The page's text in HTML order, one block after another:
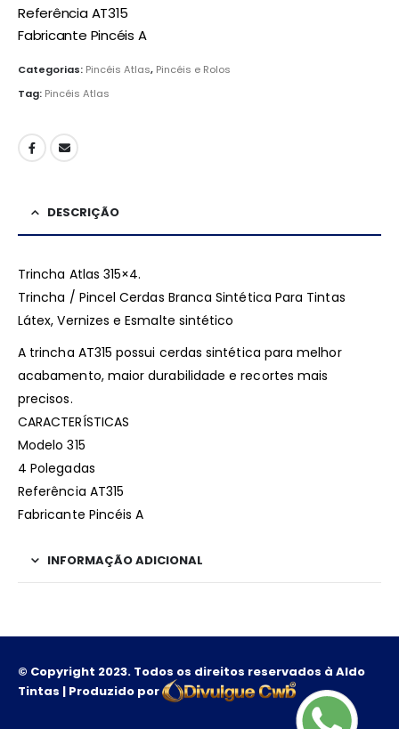
Referência AT315
Fabricante Pincéis A
Categorias: Pincéis Atlas, Pincéis e Rolos
Tag: Pincéis Atlas
DESCRIÇÃO
Trincha Atlas 315×4.
Trincha / Pincel Cerdas Branca Sintética Para Tintas
Látex, Vernizes e Esmalte sintético
A trincha AT315 possui cerdas sintética para melhor
acabamento, maior durabilidade e recortes mais
precisos.
CARACTERÍSTICAS
Modelo 315
4 Polegadas
Referência AT315
Fabricante Pincéis A
INFORMAÇÃO ADICIONAL
© Copyright 2023. Todos os direitos reservados à Aldo
Tintas | Produzido por